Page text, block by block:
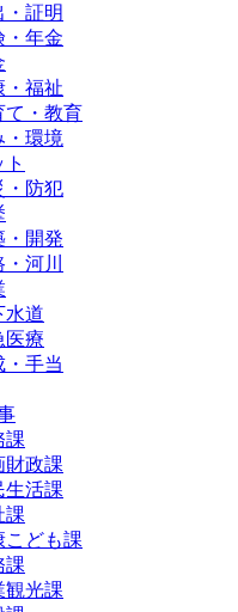
・証明
・年金
・福祉
て・教育
・環境
・防犯
・開発
河川
水道
医療
・手当
課
財政課
生活課
課
こども課
課
観光課